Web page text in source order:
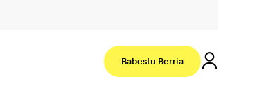
Babestu Berria